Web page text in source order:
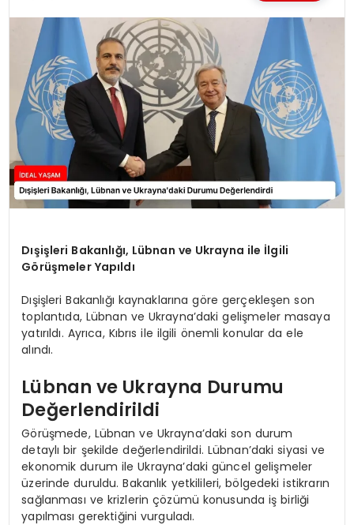
Dışişleri Bakanlığı, Lübnan ve Ukrayna ile İlgili
Görüşmeler Yapıldı
Dışişleri Bakanlığı kaynaklarına göre gerçekleşen son
toplantıda, Lübnan ve Ukrayna’daki gelişmeler masaya
yatırıldı. Ayrıca, Kıbrıs ile ilgili önemli konular da ele
alındı.
Lübnan ve Ukrayna Durumu
Değerlendirildi
Görüşmede, Lübnan ve Ukrayna’daki son durum
detaylı bir şekilde değerlendirildi. Lübnan’daki siyasi ve
ekonomik durum ile Ukrayna’daki güncel gelişmeler
üzerinde duruldu. Bakanlık yetkilileri, bölgedeki istikrarın
sağlanması ve krizlerin çözümü konusunda iş birliği
yapılması gerektiğini vurguladı.